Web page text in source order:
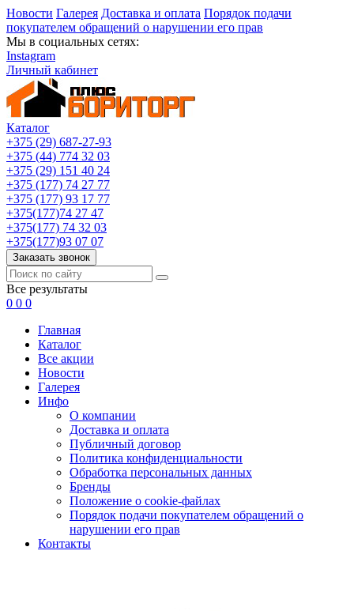
Новости Галерея Доставка и оплата Порядок подачи
покупателем обращений о нарушении его прав
Мы в социальных сетях:
Instagram
Личный кабинет
Каталог
+375 (29) 687-27-93
+375 (44) 774 32 03
+375 (29) 151 40 24
+375 (177) 74 27 77
+375 (177) 93 17 77
+375(177)74 27 47
+375(177) 74 32 03
+375(177)93 07 07
Заказать звонок
Все результаты
0 0 0
Главная
Каталог
Все акции
Новости
Галерея
Инфо
О компании
Доставка и оплата
Публичный договор
Политика конфиденциальности
Обработка персональных данных
Бренды
Положение о cookie-файлах
Порядок подачи покупателем обращений о
нарушении его прав
Контакты